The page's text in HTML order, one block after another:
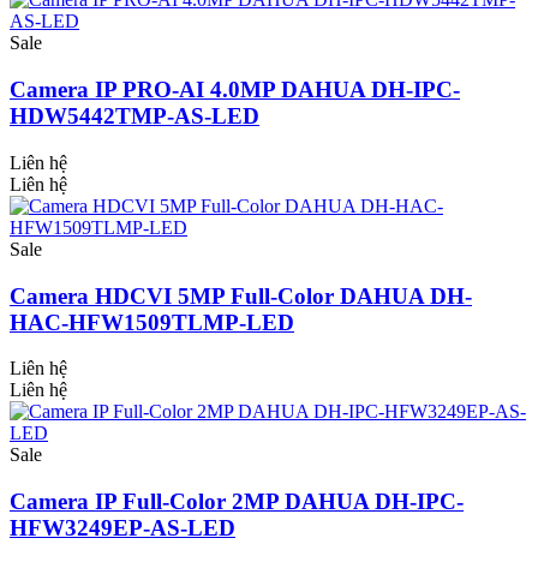
Sale
Camera IP PRO-AI 4.0MP DAHUA DH-IPC-
HDW5442TMP-AS-LED
Liên hệ
Liên hệ
Sale
Camera HDCVI 5MP Full-Color DAHUA DH-
HAC-HFW1509TLMP-LED
Liên hệ
Liên hệ
Sale
Camera IP Full-Color 2MP DAHUA DH-IPC-
HFW3249EP-AS-LED